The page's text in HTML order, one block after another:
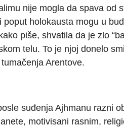
nije mogla da spava od
holokausta mogu u
piše, shvatila da je zlo
telu. To je njoj donelo
Arentove.
suđenja Ajhmanu razni
motivisani rasnim,